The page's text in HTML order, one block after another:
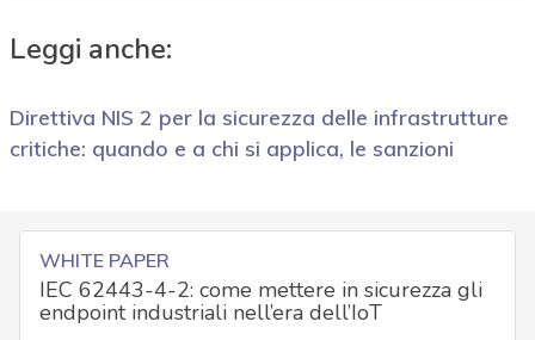
Leggi anche:
Direttiva NIS 2 per la sicurezza delle infrastrutture
critiche: quando e a chi si applica, le sanzioni
WHITE PAPER
IEC 62443-4-2: come mettere in sicurezza gli
endpoint industriali nell’era dell’IoT